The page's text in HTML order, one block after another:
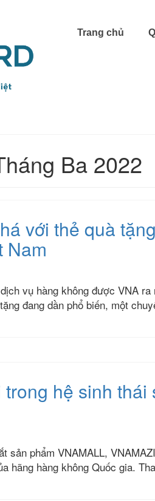
Trang chủ
Ba 2022
với thẻ quà
Nam
vụ hàng không được VNA
đang dần phổ biến, một
hệ sinh thái
sản phẩm VNAMALL,
hãng hàng không Quốc gia.